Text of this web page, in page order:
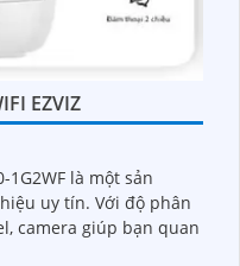
EZVIZ
1G2WF là một sản
Với độ phân
camera giúp bạn quan